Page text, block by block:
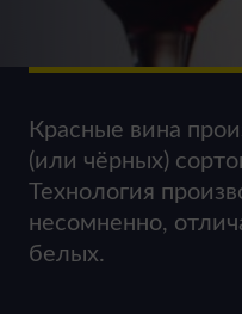
Красные вина
(или чёрных)
Технология
несомненно,
белых.